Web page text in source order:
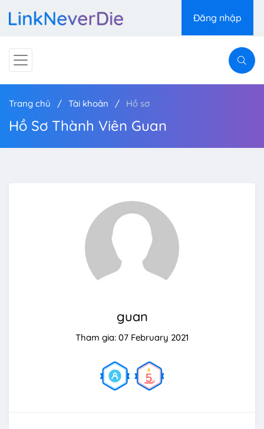
Đăng nhập
Trang chủ Tài khoản Hồ sơ
Hồ Sơ Thành Viên Guan
guan
Tham gia: 07 February 2021